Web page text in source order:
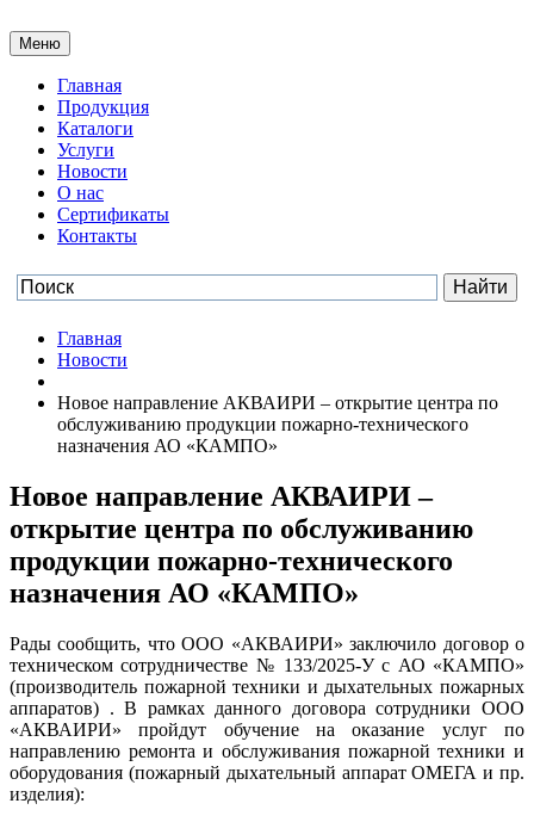
Меню
Главная
Продукция
Каталоги
Услуги
Новости
О нас
Сертификаты
Контакты
Главная
Новости
Новое направление АКВАИРИ – открытие центра по
обслуживанию продукции пожарно-технического
назначения АО «КАМПО»
Новое направление АКВАИРИ –
открытие центра по обслуживанию
продукции пожарно-технического
назначения АО «КАМПО»
Рады сообщить, что ООО «АКВАИРИ» заключило договор о
техническом сотрудничестве № 133/2025-У с АО «КАМПО»
(производитель пожарной техники и дыхательных пожарных
аппаратов) . В рамках данного договора сотрудники ООО
«АКВАИРИ» пройдут обучение на оказание услуг по
направлению ремонта и обслуживания пожарной техники и
оборудования (пожарный дыхательный аппарат ОМЕГА и пр.
изделия):